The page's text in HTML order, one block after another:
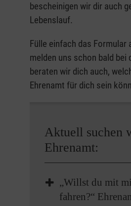
bescheinigen wir dir auch
Lebenslauf.
Fülle einfach das Formular
melden uns schon bald bei
beraten wir dich auch,
Ehrenamt für dich sein
Aktuell suchen
Ehrenamt:
„Willst du mit
fahren?“